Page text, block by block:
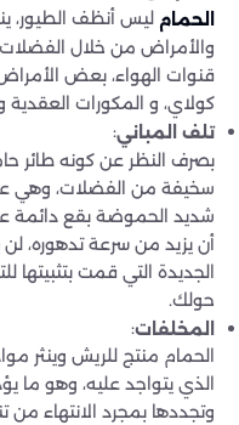
الحمام ليس أنظف الطيور،
والأمراض من خلال الفضلات،
قنوات الهواء، بعض
كولاي، و المكورات العقدية
تلف المباني:
بصرف النظر عن كونه طائر
سخيفة من الفضلات، وهي
شديد الحموضة بقع دائمة
أن يزيد من سرعة تدهوره،
الجديدة التي قمت
حولك.
المخلفات:
الحمام منتج للريش وينثر
الذي يتواجد عليه، وهو ما
وتجددها بمجرد الانتهاء